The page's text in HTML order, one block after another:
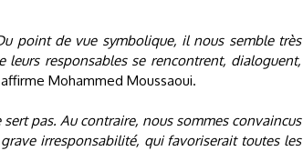
point de vue symbolique, il nous semble très
responsables se rencontrent, dialoguent,
Mohammed Moussaoui.
pas. Au contraire, nous sommes convaincus
irresponsabilité, qui favoriserait toutes les